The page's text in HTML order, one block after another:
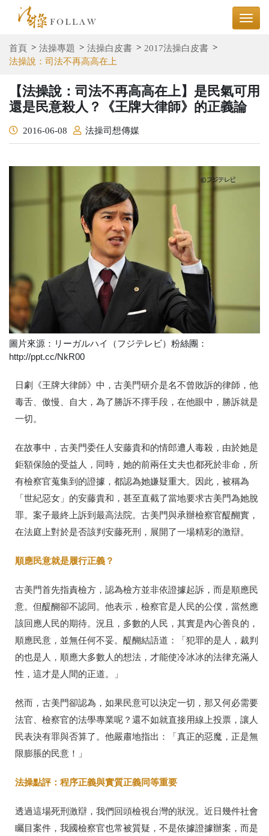
首頁 法操專題 法操白皮書
2017法操白皮書
法操說：司法不再高高在上
【法操說：司法不再高高在上】是民氣可用
還是民意殺人？《王牌大律師》的正義論
2016-06-08 法操司想傳媒
圖片來源：リーガルハイ（フジテレビ）粉絲團：
http://ppt.cc/NkR00
日劇《王牌大律師》中，古美門研介是名不曾敗訴的律師，他
毒舌、傲慢、自大，為了勝訴不擇手段，在他眼中，勝訴就是
一切。
在故事中，古美門委任人安藤貴和的情郎遭人毒殺，由於她是
鉅額保險的受益人，同時，她的前兩任丈夫也都死於非命，所
有檢察官蒐集到的證據，都認為她嫌疑重大。因此，被稱為
「世紀惡女」的安藤貴和，甚至直截了當地要求古美門為她脫
罪。案子最終上訴到最高法院。古美門與承辦檢察官醍醐實，
在法庭上對於是否該判安藤死刑，展開了一場精彩的激辯。
順應民意就是履行正義？
古美門首先指責檢方，認為檢方並非依證據起訴，而是順應民
意。但醍醐卻不認同。他表示，檢察官是人民的公僕，當然應
該回應人民的期待。況且，多數的人民，其實是內心善良的，
順應民意，並無任何不妥。醍醐結語道：「犯罪的是人，裁判
的也是人，順應大多數人的想法，才能使冷冰冰的法律充滿人
性，這才是人間的正道。」
然而，古美門卻認為，如果民意可以決定一切，那又何必需要
法官、檢察官的法學專業呢？還不如就直接用線上投票，讓人
民表決有罪與否算了。他嚴肅地指出：「真正的惡魔，正是無
限膨脹的民意！」
法操點評：程序正義與實質正義同等重要
透過這場死刑激辯，我們回頭檢視台灣的狀況。近日幾件社會
矚目案件，我國檢察官也常被質疑，不是依據證據辦案，而是